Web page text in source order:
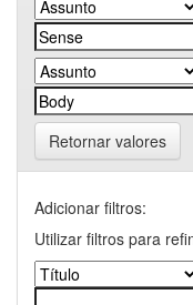
Retornar valores
Adicionar filtros:
Utilizar filtros para